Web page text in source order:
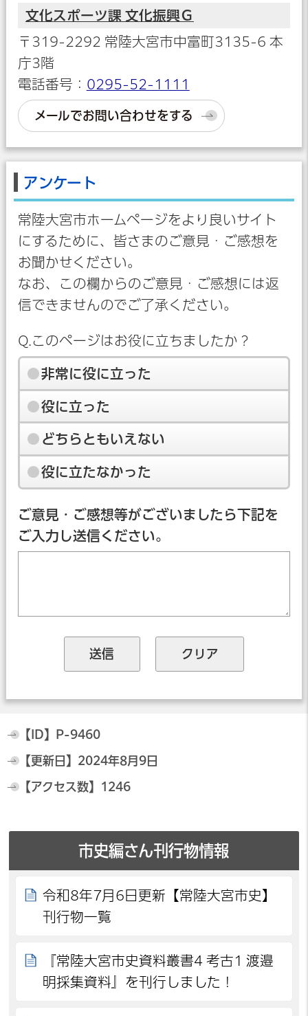
文化スポーツ課 文化振興Ｇ
〒319-2292 常陸大宮市中富町3135-6 本
庁3階
電話番号： 0295-52-1111
メールでお問い合わせをする
アンケート
常陸大宮市ホームページをより良いサイト
にするために、皆さまのご意見・ご感想を
お聞かせください。
なお、この欄からのご意見・ご感想には返
信できませんのでご了承ください。
Q.このページはお役に立ちましたか？
非常に役に立った
役に立った
どちらともいえない
役に立たなかった
ご意見・ご感想等がございましたら下記を
ご入力し送信ください。
【ID】 P-9460
【更新日】 2024年8月9日
【アクセス数】 1246
市史編さん刊行物情報
令和8年7月6日更新【常陸大宮市史】
刊行物一覧
『常陸大宮市史資料叢書4 考古1 渡邉
明採集資料』を刊行しました！